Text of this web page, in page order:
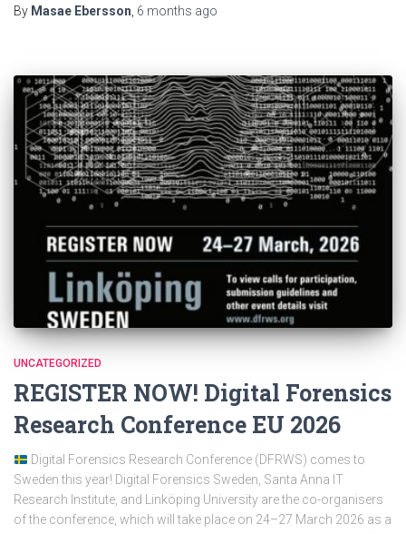
By Masae Ebersson 6 months ago
UNCATEGORIZED
REGISTER NOW! Digital Forensics
Research Conference EU 2026
Digital Forensics Research Conference (DFRWS) comes to
Sweden this year! Digital Forensics Sweden, Santa Anna IT
Research Institute, and Linköping University are the co-organisers
of the conference, which will take place on 24–27 March 2026 as a